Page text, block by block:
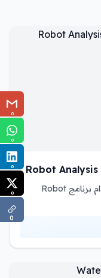
دورة تطويرية عن التحليل الإنشائي بإستخدام برنامج Robot
0
0
0
0
0